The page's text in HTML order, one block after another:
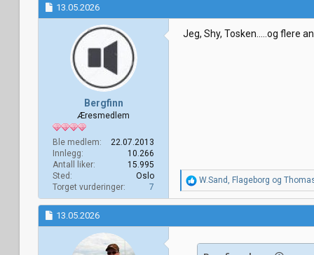
s
o
13.05.2026
Bergfinn
Æresmedlem
Ble medlem
22.07.2013
Innlegg
10.266
Antall liker
15.995
Sted
Oslo
Torget vurderinger
7
Jeg, Shy, Tosken.....og flere
R
e
a
s
o
W.Sand , Flageborg og
13.05.2026